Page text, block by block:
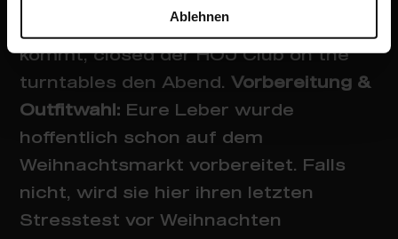
Ablehnen
bekanntlich immer zum Schluss
kommt, closed der HOJ Club on the
turntables den Abend.Vorbereitung &
Outfitwahl: Eure Leber wurde
hoffentlich schon auf dem
Weihnachtsmarkt vorbereitet. Falls
nicht, wird sie hier ihren letzten
Stresstest vor Weihnachten